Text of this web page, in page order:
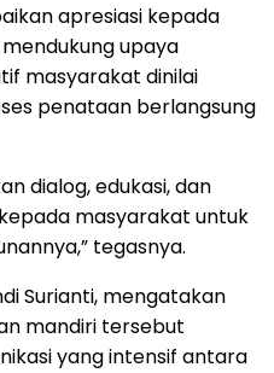
apresiasi kepada
upaya
masyarakat dinilai
penataan berlangsung
dialog, edukasi, dan
masyarakat untuk
tegasnya.
Surianti, mengatakan
mandiri tersebut
yang intensif antara